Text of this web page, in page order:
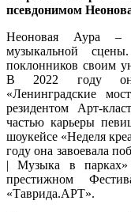
псевдонимом
Неоновая Аура –
музыкальной
поклонников своим
В 2022 году она
«Ленинградские
резидентом Арт-
частью карьеры
шоукейсе «Неделя
году она завоевала
| Музыка в
престижном
«Таврида.АРТ».